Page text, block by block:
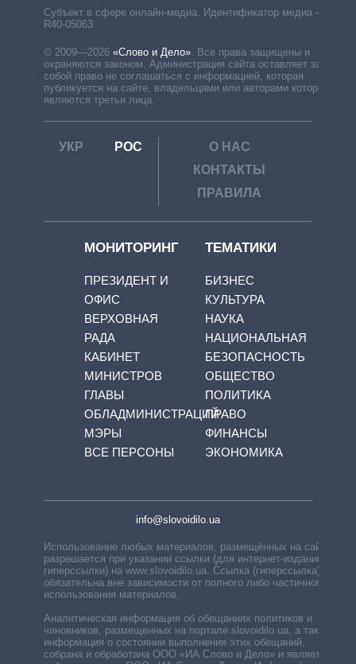
Субъект в сфере онлайн-медиа. Идентификатор медиа –
R40-05063
© 2009—2026 «Слово и Дело» Все права защищены и
охраняются законом. Администрация сайта оставляет за
собой право не соглашаться с информацией, которая
публикуется на сайте, владельцами или авторами которой
являются третьи лица.
УКР РОС
О НАС
КОНТАКТЫ
ПРАВИЛА
МОНИТОРИНГ
ПРЕЗИДЕНТ И
ОФИС
ВЕРХОВНАЯ
РАДА
КАБИНЕТ
МИНИСТРОВ
ГЛАВЫ
ОБЛАДМИНИСТРАЦИЙ
МЭРЫ
ВСЕ ПЕРСОНЫ
ТЕМАТИКИ
БИЗНЕС
КУЛЬТУРА
НАУКА
НАЦИОНАЛЬНАЯ
БЕЗОПАСНОСТЬ
ОБЩЕСТВО
ПОЛИТИКА
ПРАВО
ФИНАНСЫ
ЭКОНОМИКА
info@slovoidilo.ua
Использование любых материалов, размещённых на сайте,
разрешается при указании ссылки (для интернет-изданий —
гиперссылки) на www.slovoidilo.ua. Ссылка (гиперссылка)
обязательна вне зависимости от полного либо частичного
использования материалов.
Аналитическая информация об обещаниях политиков и
чиновников, размещенных на портале slovoidilo.ua, а также
информация о состоянии выполнения этих обещаний,
собрана и обработана ООО «ИА Слово и Дело» и является